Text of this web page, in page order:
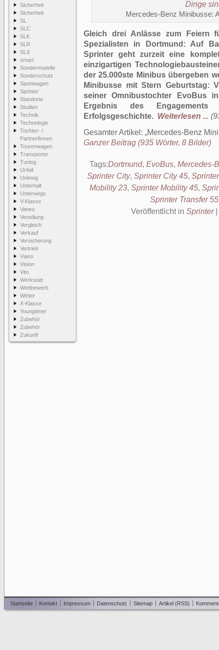
Sicherheit
Sicherheit
SL
SLC
SLK
SLR
SLS
smart
Sondermodelle
Sonderschutz
Sportwagen
Sprinter
Standorte
Studien
Technik
Technologie
Tochter- /
Partnerfirmen
Tourenwagen
Transporter
Tuning
Unfall
Unimog
Unterhalt
Unterwegs
V-Klasse
Vaneo
Veredlung
Vergleich
Verkauf
Versicherung
Vertrieb
Viano
Vision
Vito
Werkstatt
Wettbewerb
Winter
X-Klasse
Youngtimer
Zubehör
Zubehör
Zukunft
Mercedes-Benz Minibusse:
Gleich drei Anlässe zum Feiern
Spezialisten in Dortmund: Auf
Sprinter geht zurzeit eine
einzigartigen
der 25.000ste Minibus übergeben
Minibusse mit Stern Geburtstag:
seiner Omnibustochter EvoBus
Ergebnis des
Erfolgsgeschichte. Weiterlesen ...
Gesamter Artikel:
Mercedes-Benz
Ganzer Beitrag (935 Wörter, 8 Bilder)
Tags:Dortmund, EvoBus, Mercedes-
Sprinter City, Sprinter City 45,
Mobility 23, Sprinter Mobility 45,
Sprinter Transfer 55
Veröffentlicht in Sprinter|
Startseite Kontakt Impressum Datenschutz Sitemap Artikel (RSS)